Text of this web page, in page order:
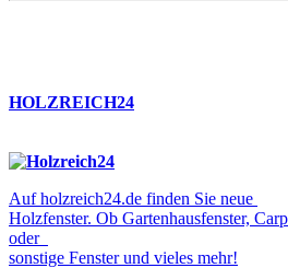
HOLZREICH24
Auf holzreich24.de finden Sie neue
Holzfenster. Ob Gartenhausfenster,
oder
sonstige Fenster und vieles mehr!